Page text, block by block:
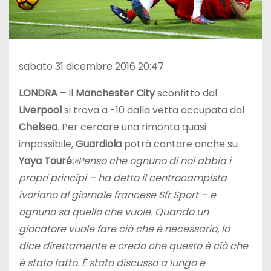
sabato 31 dicembre 2016 20:47
LONDRA – Il Manchester Citysconfitto dal
Liverpoolsi trova a -10 dalla vetta occupata dal
Chelsea. Per cercare una rimonta quasi
impossibile,Guardiola potrà contare anche su
Yaya Touré:«Penso che ognuno di noi abbia i
propri principi – ha detto il centrocampista
ivoriano al giornale francese Sfr Sport – e
ognuno sa quello che vuole. Quando un
giocatore vuole fare ciò che è necessario, lo
dice direttamente e credo che questo è ciò che
è stato fatto. È stato discusso a lungo e